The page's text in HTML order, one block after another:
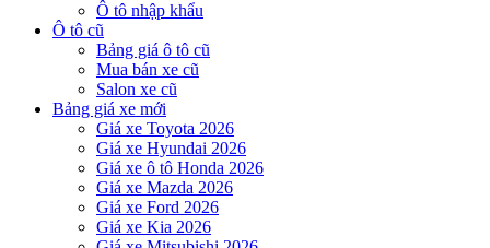
Ô tô nhập khẩu
Ô tô cũ
Bảng giá ô tô cũ
Mua bán xe cũ
Salon xe cũ
Bảng giá xe mới
Giá xe Toyota 2026
Giá xe Hyundai 2026
Giá xe ô tô Honda 2026
Giá xe Mazda 2026
Giá xe Ford 2026
Giá xe Kia 2026